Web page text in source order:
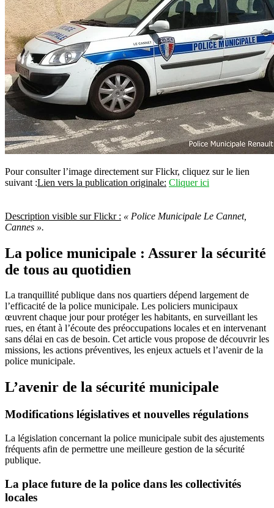
Pour consulter l’image directement sur Flickr, cliquez sur le lien
suivant :Lien vers la publication originale: Cliquer ici
Description visible sur Flickr : « Police Municipale Le Cannet,
Cannes ».
La police municipale : Assurer la sécurité
de tous au quotidien
La tranquillité publique dans nos quartiers dépend largement de
l’efficacité de la police municipale. Les policiers municipaux
œuvrent chaque jour pour protéger les habitants, en surveillant les
rues, en étant à l’écoute des préoccupations locales et en intervenant
sans délai en cas de besoin. Cet article vous propose de découvrir les
missions, les actions préventives, les enjeux actuels et l’avenir de la
police municipale.
L’avenir de la sécurité municipale
Modifications législatives et nouvelles régulations
La législation concernant la police municipale subit des ajustements
fréquents afin de permettre une meilleure gestion de la sécurité
publique.
La place future de la police dans les collectivités
locales